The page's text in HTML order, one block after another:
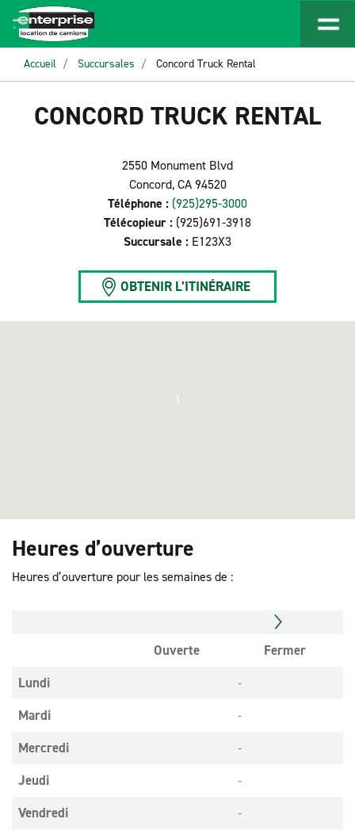
Accueil Succursales Concord Truck Rental
CONCORD TRUCK RENTAL
2550 Monument Blvd
Concord, CA 94520
Téléphone : (925)295-3000
Télécopieur : (925)691-3918
Succursale : E123X3
OBTENIR L’ITINÉRAIRE
1
Heures d’ouverture
Heures d’ouverture pour les semaines de :
Ouverte
Fermer
Lundi
-
Mardi
-
Mercredi
-
Jeudi
-
Vendredi
-